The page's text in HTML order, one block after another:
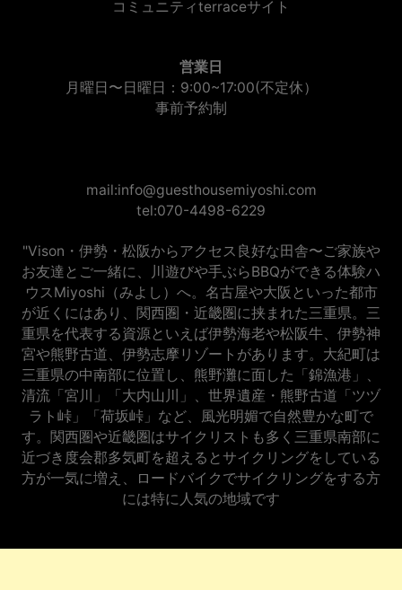
コミュニティterraceサイト
営業日
月曜日〜日曜日：9:00~17:00(不定休）
事前予約制
mail:info@guesthousemiyoshi.com
tel:070-4498-6229
"Vison・伊勢・松阪からアクセス良好な田舎〜ご家族や
お友達とご一緒に、川遊びや手ぶらBBQができる体験ハ
ウスMiyoshi（みよし）へ。名古屋や大阪といった都市
が近くにはあり、関西圏・近畿圏に挟まれた三重県。三
重県を代表する資源といえば伊勢海老や松阪牛、伊勢神
宮や熊野古道、伊勢志摩リゾートがあります。大紀町は
三重県の中南部に位置し、熊野灘に面した「錦漁港」、
清流「宮川」「大内山川」、世界遺産・熊野古道「ツヅ
ラト峠」「荷坂峠」など、風光明媚で自然豊かな町で
す。関西圏や近畿圏はサイクリストも多く三重県南部に
近づき度会郡多気町を超えるとサイクリングをしている
方が一気に増え、ロードバイクでサイクリングをする方
には特に人気の地域です